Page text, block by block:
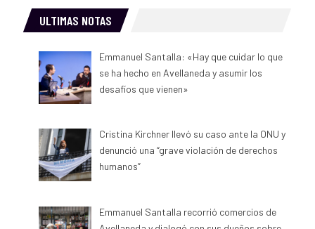
ULTIMAS NOTAS
Emmanuel Santalla: «Hay que cuidar lo que
se ha hecho en Avellaneda y asumir los
desafíos que vienen»
Cristina Kirchner llevó su caso ante la ONU y
denunció una “grave violación de derechos
humanos”
Emmanuel Santalla recorrió comercios de